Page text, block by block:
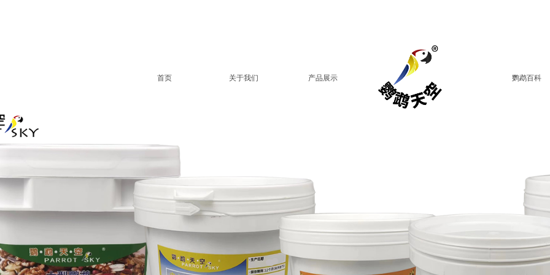
首页 关于我们 产品展示 鹦鹉百科